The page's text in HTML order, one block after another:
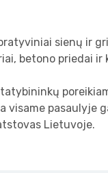
sienų ir
betono priedai ir
visame
Lietuvoje.